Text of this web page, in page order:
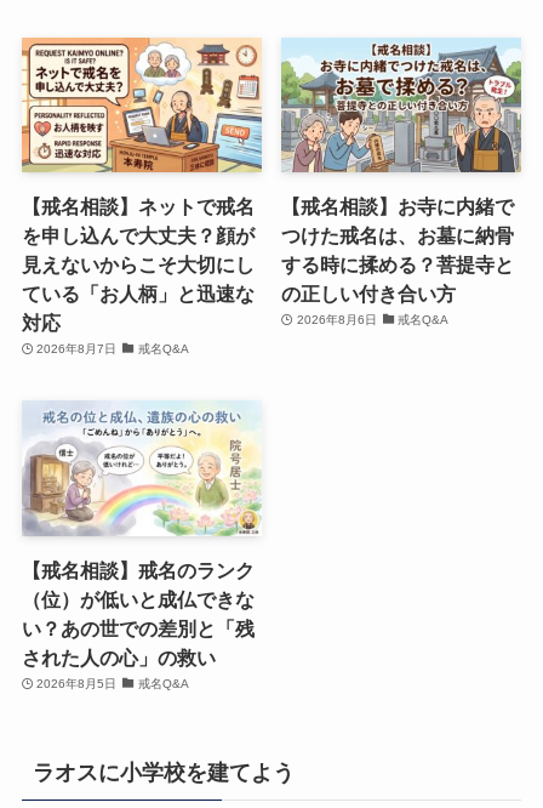
【戒名相談】ネットで戒名
を申し込んで大丈夫？顔が
見えないからこそ大切にし
ている「お人柄」と迅速な
対応
2026年8月7日 戒名Q&A
【戒名相談】お寺に内緒で
つけた戒名は、お墓に納骨
する時に揉める？菩提寺と
の正しい付き合い方
2026年8月6日 戒名Q&A
【戒名相談】戒名のランク
（位）が低いと成仏できな
い？あの世での差別と「残
された人の心」の救い
2026年8月5日 戒名Q&A
ラオスに小学校を建てよう